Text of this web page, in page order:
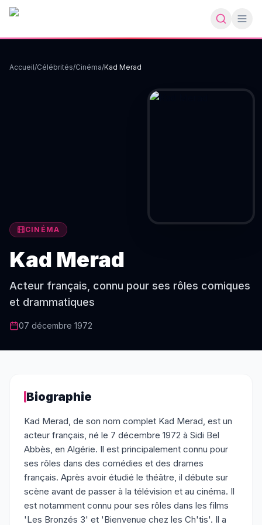
Accueil/Célébrités/Cinéma/Kad Merad
CINÉMA
Kad Merad
Acteur français, connu pour ses rôles comiques
et drammatiques
07 décembre 1972
Biographie
Kad Merad, de son nom complet Kad Merad, est un
acteur français, né le 7 décembre 1972 à Sidi Bel
Abbès, en Algérie. Il est principalement connu pour
ses rôles dans des comédies et des drames
français. Après avoir étudié le théâtre, il débute sur
scène avant de passer à la télévision et au cinéma. Il
est notamment connu pour ses rôles dans les films
'Les Bronzés 3' et 'Bienvenue chez les Ch'tis'. Il a